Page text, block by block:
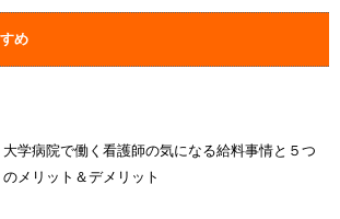
め
大学病院で働く看護師の気になる給料事情と５つ
のメリット＆デメリット